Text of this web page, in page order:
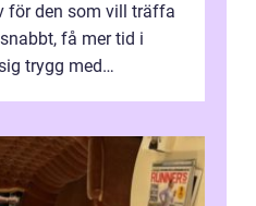
för den som vill träffa
få mer tid i
trygg med